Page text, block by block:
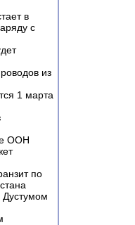
в
с
из
1 марта
ООН
по